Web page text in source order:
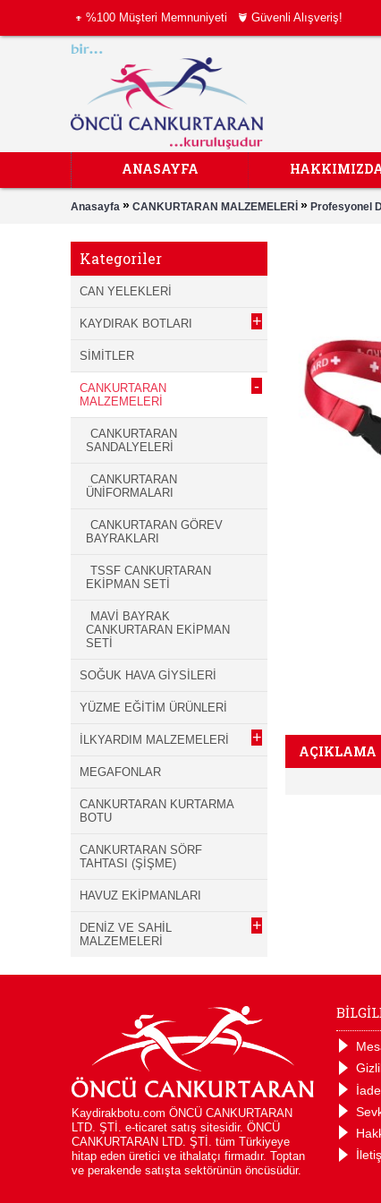
%100 Müşteri Memnuniyeti Güvenli Alışveriş!
ANASAYFA
Anasayfa » CANKURTARAN MALZEMELERİ » Profesyonel
Kategoriler
CAN YELEKLERİ
KAYDIRAK BOTLARI +
SİMİTLER
CANKURTARAN
MALZEMELERİ
-
CANKURTARAN
SANDALYELERİ
CANKURTARAN
ÜNİFORMALARI
CANKURTARAN GÖREV
BAYRAKLARI
TSSF CANKURTARAN
EKİPMAN SETİ
MAVİ BAYRAK
CANKURTARAN EKİPMAN
SETİ
SOĞUK HAVA GİYSİLERİ
YÜZME EĞİTİM ÜRÜNLERİ
İLKYARDIM MALZEMELERİ +
MEGAFONLAR
CANKURTARAN KURTARMA
BOTU
CANKURTARAN SÖRF
TAHTASI (ŞİŞME)
HAVUZ EKİPMANLARI
DENİZ VE SAHİL
MALZEMELERİ
+
AÇIKLAMA
Kaydirakbotu.com ÖNCÜ CANKURTARAN
LTD. ŞTİ. e-ticaret satış sitesidir. ÖNCÜ
CANKURTARAN LTD. ŞTİ. tüm Türkiyeye
hitap eden üretici ve ithalatçı firmadır. Toptan
ve perakende satışta sektörünün öncüsüdür.